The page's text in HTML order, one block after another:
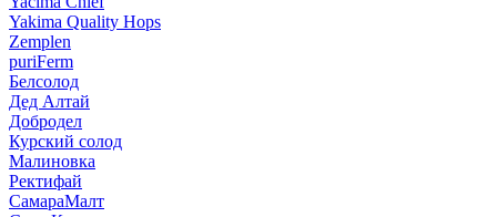
Yakima Quality Hops
Zemplen
puriFerm
Белсолод
Дед Алтай
Добродел
Курский солод
Малиновка
Ректифай
СамараМалт